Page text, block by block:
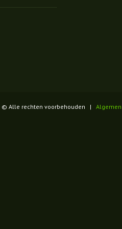
© Alle rechten voorbehouden |